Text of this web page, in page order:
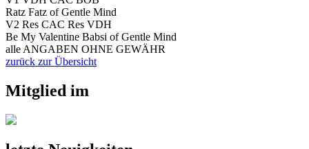
Ratz Fatz of Gentle Mind
V2 Res CAC Res VDH
Be My Valentine Babsi of Gentle Mind
alle ANGABEN OHNE GEWÄHR
zurück zur Übersicht
Mitglied im